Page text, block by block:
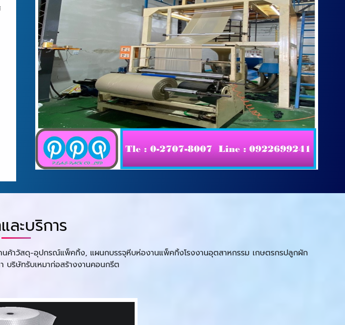
ละบริการ
าวัสดุ-อุปกรณ์แพ็คกิ้ง, แผนกบรรจุหีบห่องานแพ็คกิ้งโรงงานอุตสาหกรรม เกษตรกรปลูกผัก
บริษัทรับเหมาก่อสร้างงานคอนกรีต